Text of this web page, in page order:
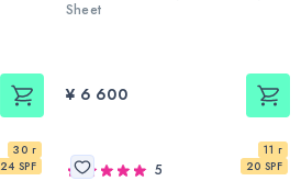
Sheet
¥ 6 600
30 г
24 SPF
11 г
20 SPF
5